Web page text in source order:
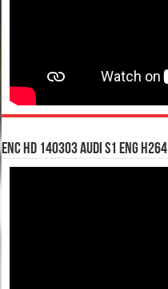
enc hd 140303 Audi S1 ENG H264